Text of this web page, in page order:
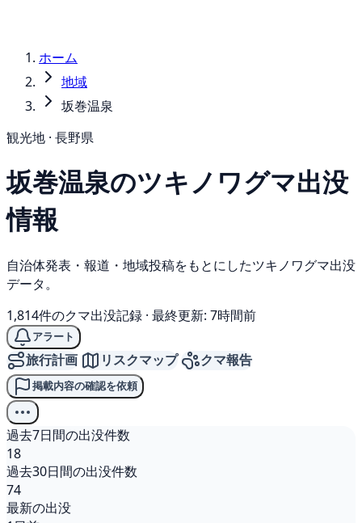
ホーム
地域
坂巻温泉
観光地 · 長野県
坂巻温泉のツキノワグマ出没
情報
自治体発表・報道・地域投稿をもとにしたツキノワグマ出没
データ。
1,814件のクマ出没記録 · 最終更新: 7時間前
アラート
旅行計画 リスクマップ クマ報告
掲載内容の確認を依頼
過去7日間の出没件数
18
過去30日間の出没件数
74
最新の出没